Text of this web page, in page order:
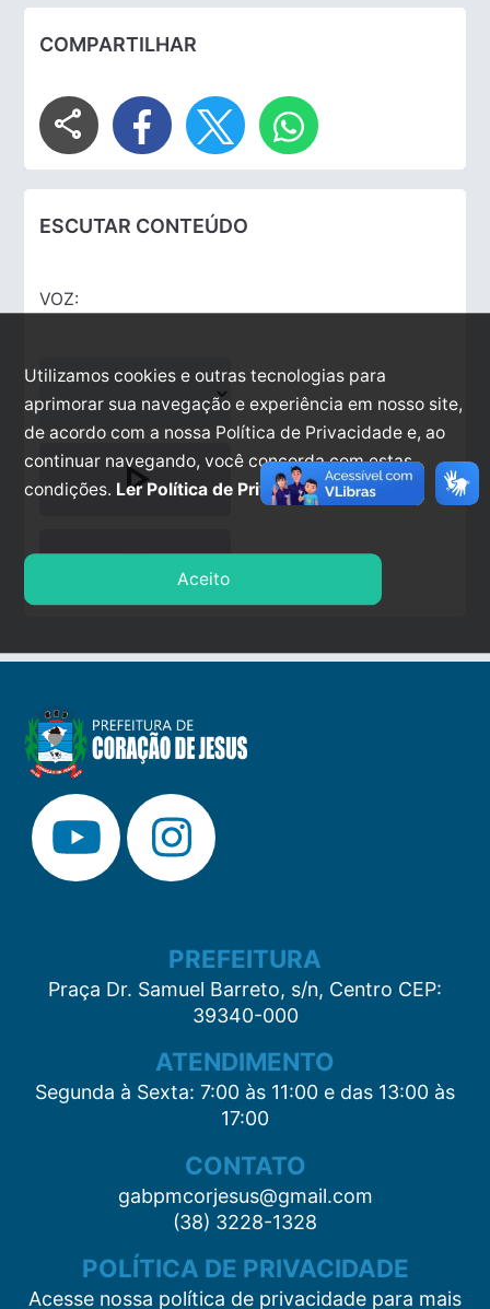
COMPARTILHAR
share
ESCUTAR CONTEÚDO
VOZ:
play_arrow
stop
PREFEITURA
Praça Dr. Samuel Barreto, s/n, Centro CEP:
39340-000
ATENDIMENTO
Segunda à Sexta: 7:00 às 11:00 e das 13:00 às
17:00
CONTATO
gabpmcorjesus@gmail.com
(38) 3228-1328
POLÍTICA DE PRIVACIDADE
Acesse nossa política de privacidade para mais
Utilizamos cookies e outras tecnologias para
aprimorar sua navegação e experiência em nosso site,
de acordo com a nossa Política de Privacidade e, ao
continuar navegando, você concorda com estas
condições. Ler Política de Privacidade.
Aceito